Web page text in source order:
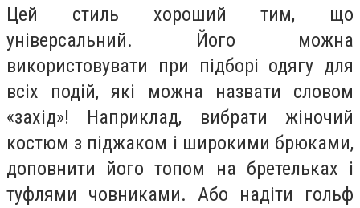
Цей стиль хороший тим, що
універсальний. Його можна
використовувати при підборі одягу для
всіх подій, які можна назвати словом
«захід»! Наприклад, вибрати жіночий
костюм з піджаком і широкими брюками,
доповнити його топом на бретельках і
туфлями човниками. Або надіти гольф